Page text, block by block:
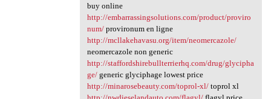
buy online
http://embarrassingsolutions.com/product/proviro
num/provironum en ligne
http://mcllakehavasu.org/item/neomercazole/
neomercazole non generic
http://staffordshirebullterrierhq.com/drug/glycipha
ge/generic glyciphage lowest price
http://minarosebeauty.com/toprol-xl/toprol xl